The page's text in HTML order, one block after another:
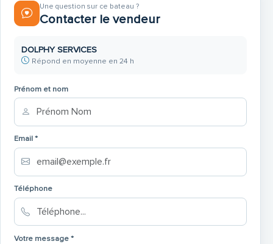
Glasschiebedach elektrisch
Schiffsboden im Salon
Scheibenabdeckung (Front) Farbe: dunkelblau oder
hellgrau
Une question sur ce bateau ?
Contacter le vendeur
DOLPHY SERVICES
Répond en moyenne en 24 h
Prénom et nom
Email *
Téléphone
Votre message *